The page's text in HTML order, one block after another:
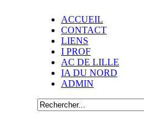
ACCUEIL
CONTACT
LIENS
I PROF
AC DE LILLE
IA DU NORD
ADMIN